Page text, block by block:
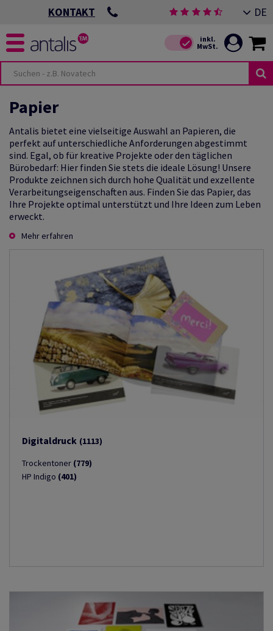
KONTAKT DE
Papier
Antalis bietet eine vielseitige Auswahl an Papieren, die
perfekt auf unterschiedliche Anforderungen abgestimmt
sind. Egal, ob für kreative Projekte oder den täglichen
Bürobedarf: Hier finden Sie stets die ideale Lösung! Unsere
Produkte zeichnen sich durch hohe Qualität und exzellente
Verarbeitungseigenschaften aus. Finden Sie das Papier, das
Ihre Projekte optimal unterstützt und Ihre Ideen zum Leben
erweckt.
Mehr erfahren
Digitaldruck (1113)
Trockentoner (779)
HP Indigo (401)